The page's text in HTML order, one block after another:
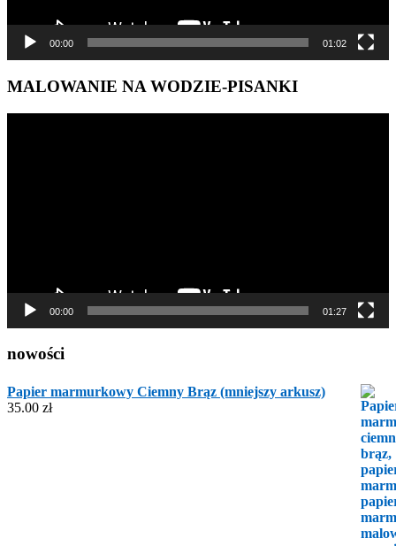
00:00 01:02
MALOWANIE NA WODZIE-PISANKI
00:00 01:27
nowości
Papier marmurkowy Ciemny Brąz (mniejszy arkusz)
35.00 zł